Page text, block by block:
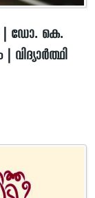
| ഡോ. കെ.